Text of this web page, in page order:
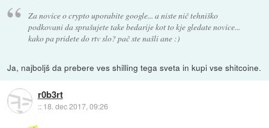
Za novice o crypto uporabite google... a niste nič tehniško
podkovani da sprašujete take bedarije kot to kje gledate novice...
kako pa pridete do rtv slo? pač ste našli ane :)
Ja, najboljš da prebere ves shilling tega sveta in kupi vse shitcoine.
r0b3rt
:: 18. dec 2017, 09:26